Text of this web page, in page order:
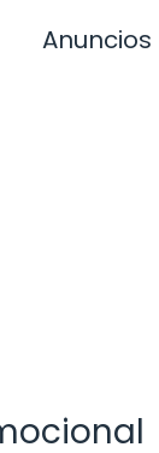
Anuncios